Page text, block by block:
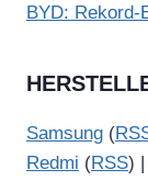
BYD: Rekord-
Samsung (
Redmi (RSS) |